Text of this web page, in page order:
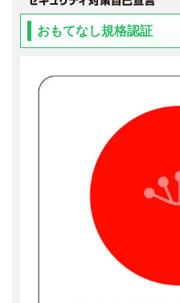
おもてなし規格認証